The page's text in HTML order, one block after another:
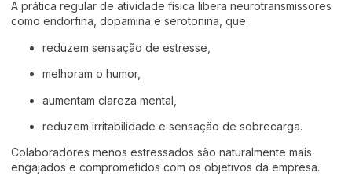
A prática regular de atividade física libera neurotransmissores
como endorfina, dopamina e serotonina, que:
reduzem sensação de estresse,
melhoram o humor,
aumentam clareza mental,
reduzem irritabilidade e sensação de sobrecarga.
Colaboradores menos estressados são naturalmente mais
engajados e comprometidos com os objetivos da empresa.